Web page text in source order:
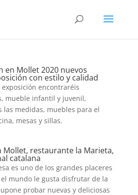
en Mollet 2020 nuevos
con estilo y calidad
encontraréis
mueble infantil y juvenil,
las medidas, muebles para el
mesas y sillas.
Mollet, restaurante la Marieta,
catalana
es uno de los grandes placeres
mundo le gusta disfrutar de la
probar nuevas y deliciosas